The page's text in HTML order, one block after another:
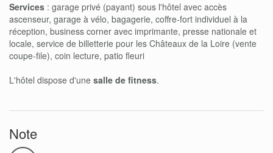
Services : garage privé (payant) sous l'hôtel avec accès
ascenseur, garage à vélo, bagagerie, coffre-fort individuel à la
réception, business corner avec imprimante, presse nationale et
locale, service de billetterie pour les Châteaux de la Loire (vente
coupe-file), coin lecture, patio fleuri
L'hôtel dispose d'une salle de fitness.
Note